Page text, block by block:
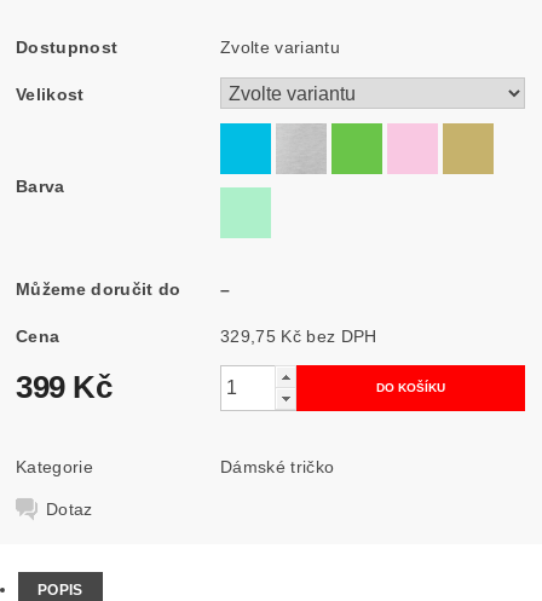
Dostupnost Zvolte variantu
Velikost
Barva
Můžeme doručit do –
Cena 329,75 Kč bez DPH
399 Kč
Kategorie Dámské tričko
Dotaz
POPIS